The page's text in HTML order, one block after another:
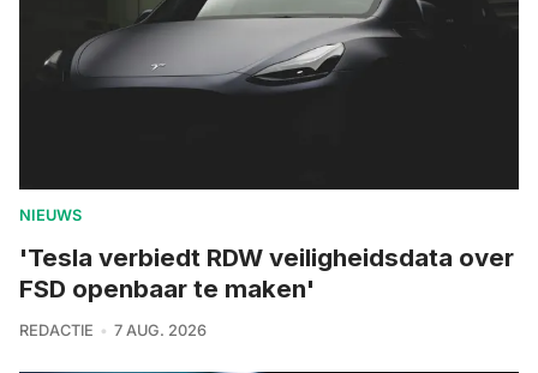
NIEUWS
'Tesla verbiedt RDW veiligheidsdata over
FSD openbaar te maken'
REDACTIE 7 AUG. 2026